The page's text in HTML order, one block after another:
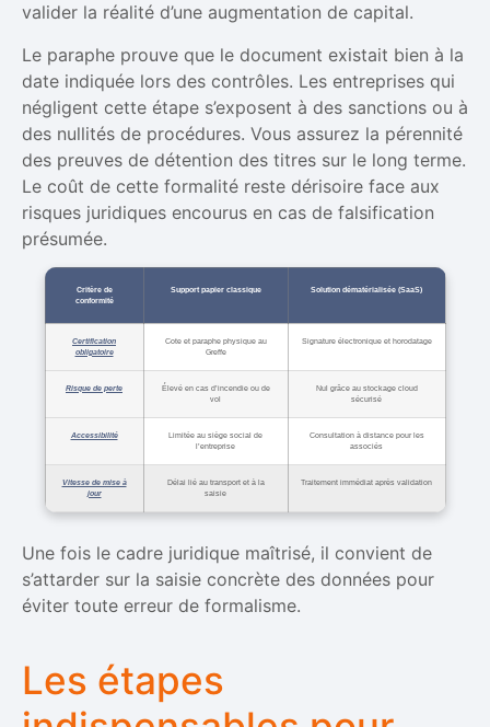
valider la réalité d’une augmentation de capital.
Le paraphe prouve que le document existait bien à la
date indiquée lors des contrôles. Les entreprises qui
négligent cette étape s’exposent à des sanctions ou à
des nullités de procédures. Vous assurez la pérennité
des preuves de détention des titres sur le long terme.
Le coût de cette formalité reste dérisoire face aux
risques juridiques encourus en cas de falsification
présumée.
Critère de
conformité
Support papier classique Solution dématérialisée (SaaS)
Certification
obligatoire
Cote et paraphe physique au
Greffe
Signature électronique et horodatage
Risque de perte
Élevé en cas d’incendie ou de
vol
Nul grâce au stockage cloud
sécurisé
Accessibilité
Limitée au siège social de
l’entreprise
Consultation à distance pour les
associés
Vitesse de mise à
jour
Délai lié au transport et à la
saisie
Traitement immédiat après validation
Une fois le cadre juridique maîtrisé, il convient de
s’attarder sur la saisie concrète des données pour
éviter toute erreur de formalisme.
Les étapes